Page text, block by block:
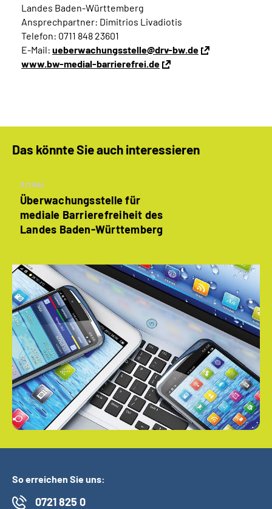
Landes Baden-Württemberg
Ansprechpartner: Dimitrios Livadiotis
Telefon: 0711 848 23601
E-Mail: ueberwachungsstelle@drv-bw.de
www.bw-medial-barrierefrei.de
Das könnte Sie auch interessieren
Artikel
Überwachungsstelle für
mediale Barrierefreiheit des
Landes Baden-Württemberg
So erreichen Sie uns:
0721 825 0